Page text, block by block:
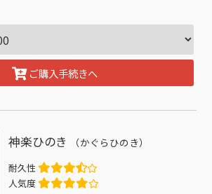
ご購入手続きへ
神楽ひのき （かぐらひのき）
耐久性
人気度